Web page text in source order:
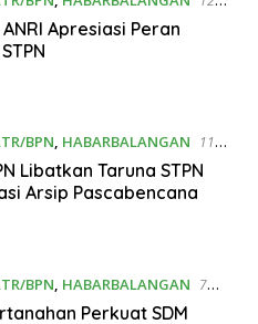
Apresiasi Peran
BPN, HABARBALANGAN
11
Libatkan Taruna STPN
Arsip Pascabencana
BPN, HABARBALANGAN 7
Perkuat SDM